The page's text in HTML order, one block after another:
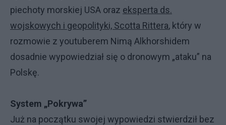
piechoty morskiej USA oraz eksperta ds.
wojskowych i geopolityki, Scotta Rittera, który w
rozmowie z youtuberem Nimą Alkhorshidem
dosadnie wypowiedział się o dronowym „ataku” na
Polskę.
System „Pokrywa”
Już na początku swojej wypowiedzi stwierdził bez